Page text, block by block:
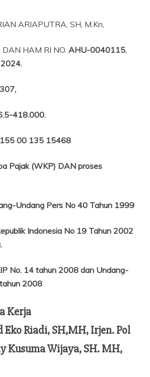
ARIAPUTRA, SH, M.Kn,
HAM RI NO. AHU-0040115.
418.000.
155 00 135 15468
Pajak (WKP) DAN proses
Undang Pers No 40 Tahun 1999
Indonesia No 19 Tahun 2002
No. 14 tahun 2008 dan Undang-
2008
Kerja
Riadi, SH,MH, Irjen. Pol
Kusuma Wijaya, SH. MH,